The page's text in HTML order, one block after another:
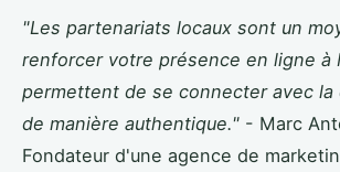
"Les partenariats locaux sont un
renforcer votre présence en ligne à
permettent de se connecter avec la
de manière authentique." - Marc
Fondateur d'une agence de